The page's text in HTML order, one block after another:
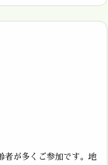
が多くご参加です。地